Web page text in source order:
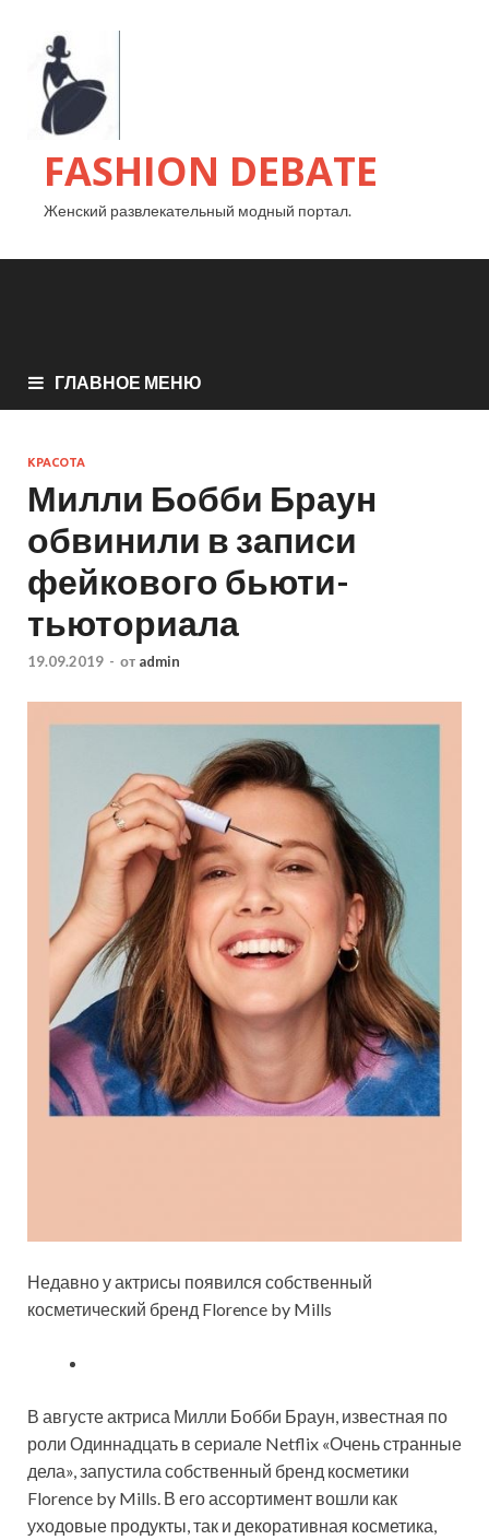
FASHION DEBATE
Женский развлекательный модный портал.
ГЛАВНОЕ МЕНЮ
КРАСОТА
Милли Бобби Браун
обвинили в записи
фейкового бьюти-
тьюториала
19.09.2019 - от admin
Недавно у актрисы появился собственный
косметический бренд Florence by Mills
В августе актриса Милли Бобби Браун, известная по
роли Одиннадцать в сериале Netflix «Очень странные
дела», запустила собственный бренд косметики
Florence by Mills. В его ассортимент вошли как
уходовые продукты, так и декоративная косметика,